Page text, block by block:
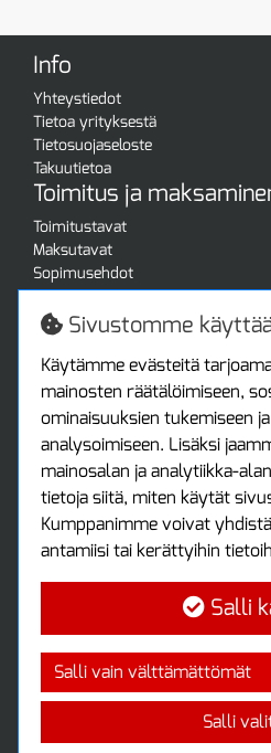
Info
Yhteystiedot
Tietoa yrityksestä
Tietosuojaseloste
Takuutietoa
Toimitus ja
Toimitustavat
Maksutavat
Sopimusehdot
Turvallista ostamista
Jälleenmyyjille
Tax free / verovapaa myynti
Asiakastilini
Asiakastili
Luo tili
Kirjaudu sisään
Ota yhteyttä
Protools Oy
Tuottajankatu 13
Uutiskirje
Tilaa maksuton uutiskirjeemme
Sivustomme
Käytämme evästeitä
mainosten räätälöimiseen,
ominaisuuksien tukemiseen
analysoimiseen. Lisäksi
mainosalan ja analytiikka-
tietoja siitä, miten käytät
Kumppanimme voivat
antamiisi tai kerättyihin
Salli
Salli vain välttämättömät
Salli